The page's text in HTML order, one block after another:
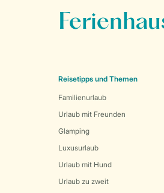
Reisetipps und Themen
Familienurlaub
Urlaub mit Freunden
Glamping
Luxusurlaub
Urlaub mit Hund
Urlaub zu zweit